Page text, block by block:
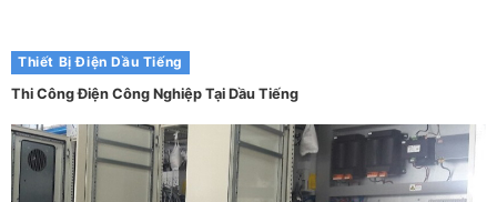
Thiết Bị Điện Dầu Tiếng
Thi Công Điện Công Nghiệp Tại Dầu Tiếng